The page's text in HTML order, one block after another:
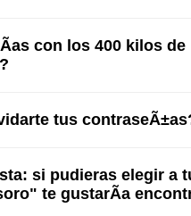
con los 400 kilos de
tus
si pudieras elegir a
te gustarÃ­a